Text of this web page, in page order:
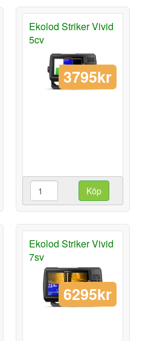
Ekolod Striker Vivid
5cv
3795kr
Köp
Ekolod Striker Vivid
7sv
6295kr